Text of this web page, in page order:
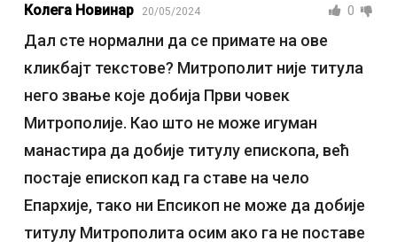
Колега Новинар 20/05/2024 0
Дал сте нормални да се примате на ове
кликбајт текстове? Митрополит није титула
него звање које добија Први човек
Митрополије. Као што не може игуман
манастира да добије титулу епископа, већ
постаје епископ кад га ставе на чело
Епархије, тако ни Епсикоп не може да добије
титулу Митрополита осим ако га не поставе